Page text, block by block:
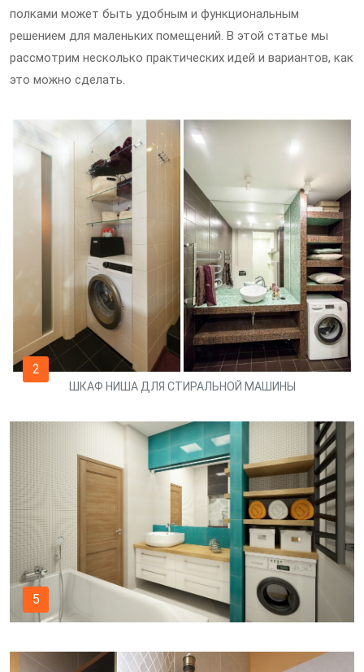
полками может быть удобным и функциональным
решением для маленьких помещений. В этой статье мы
рассмотрим несколько практических идей и вариантов, как
это можно сделать.
2
ШКАФ НИША ДЛЯ СТИРАЛЬНОЙ МАШИНЫ
5